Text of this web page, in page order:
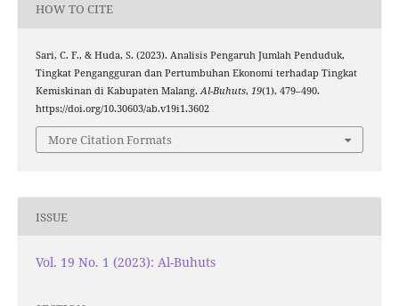
HOW TO CITE
Sari, C. F., & Huda, S. (2023). Analisis Pengaruh Jumlah Penduduk,
Tingkat Pengangguran dan Pertumbuhan Ekonomi terhadap Tingkat
Kemiskinan di Kabupaten Malang. Al-Buhuts, 19(1), 479–490.
https://doi.org/10.30603/ab.v19i1.3602
More Citation Formats
ISSUE
Vol. 19 No. 1 (2023): Al-Buhuts